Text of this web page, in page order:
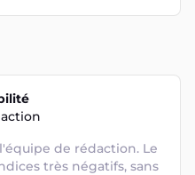
de rédaction. Le
très négatifs, sans